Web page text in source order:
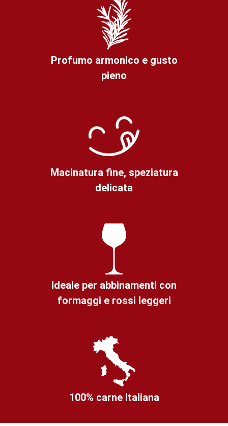
Profumo armonico e gusto
pieno
Macinatura fine, speziatura
delicata
Ideale per abbinamenti con
formaggi e rossi leggeri
100% carne Italiana